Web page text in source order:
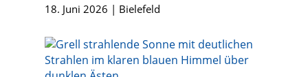
18. Juni 2026 | Bielefeld